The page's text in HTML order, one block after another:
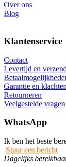
Over ons
Blog
Klantenservice
Contact
Levertijd en
Garantie en klachten
Retourneren
Veelgestelde vragen
WhatsApp
Ik ben het beste
Stuur een bericht
Dagelijks